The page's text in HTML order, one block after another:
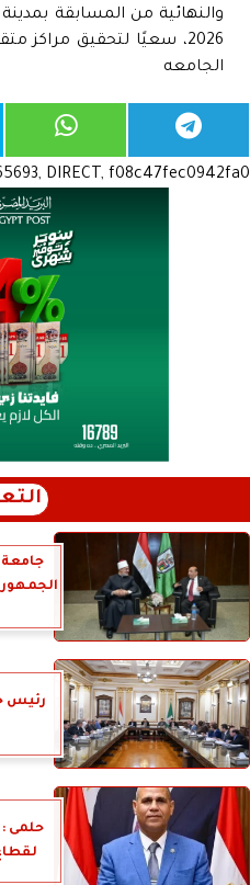
2026، سعيًا لتحقيق
الجامعه
DIRECT, f08c47fec0942fa0
رئيس